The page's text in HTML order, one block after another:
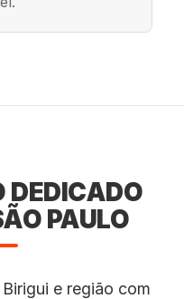
DEDICADO
PAULO
e região com